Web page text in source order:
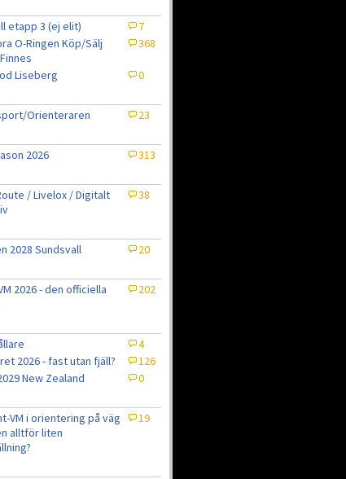
etapp 3 (ej elit)
7
O-Ringen Köp/Sälj
368
Liseberg 0
Orienteraren 23
2026 313
/ Livelox / Digitalt
38
2028 Sundsvall 20
2026 - den officiella
202
4
2026 - fast utan fjäll?
126
New Zealand 0
VM i orientering på väg
alltför liten
19